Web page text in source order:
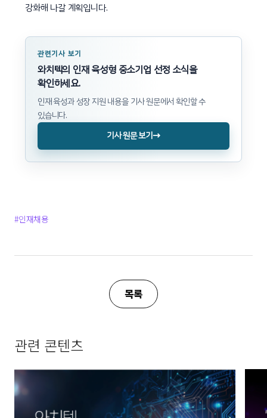
강화해 나갈 계획입니다.
관련기사 보기
와치텍의 인재 육성형 중소기업 선정 소식을
확인하세요.
인재 육성과 성장 지원 내용을 기사 원문에서 확인할 수
있습니다.
기사 원문 보기→
#인재채용
목록
관련 콘텐츠